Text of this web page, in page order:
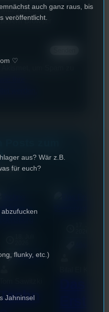
Adresse für
Browser
Ihre
werden.
Posts zum
Allgemein
auch ganz raus, bis
veröffentlicht.
♡
aus? Wär z.B.
für euch?
flunky, etc.)
Jahninsel